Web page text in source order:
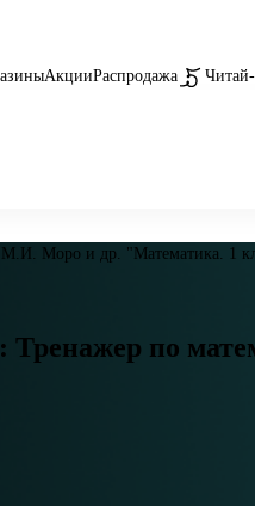
АкцииРаспродажа
М.И. Моро и др. "Математика. 1
Тренажер по